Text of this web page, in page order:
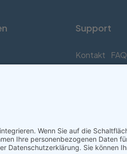
Support
Kontakt FAQ